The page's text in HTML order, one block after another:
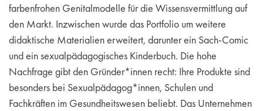
farbenfrohen Genitalmodelle für die Wissensvermittlung auf
den Markt. Inzwischen wurde das Portfolio um weitere
didaktische Materialien erweitert, darunter ein Sach-Comic
und ein sexualpädagogisches Kinderbuch. Die hohe
Nachfrage gibt den Gründer*innen recht: Ihre Produkte sind
besonders bei Sexualpädagog*innen, Schulen und
Fachkräften im Gesundheitswesen beliebt. Das Unternehmen